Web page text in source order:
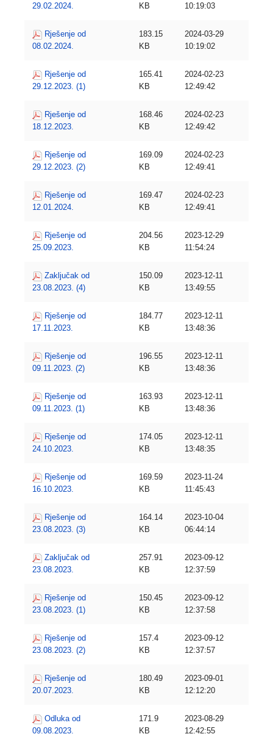
29.02.2024.
KB
10:19:03
Rješenje od
08.02.2024.
183.15
KB
2024-03-29
10:19:02
Rješenje od
29.12.2023. (1)
165.41
KB
2024-02-23
12:49:42
Rješenje od
18.12.2023.
168.46
KB
2024-02-23
12:49:42
Rješenje od
29.12.2023. (2)
169.09
KB
2024-02-23
12:49:41
Rješenje od
12.01.2024.
169.47
KB
2024-02-23
12:49:41
Rješenje od
25.09.2023.
204.56
KB
2023-12-29
11:54:24
Zaključak od
23.08.2023. (4)
150.09
KB
2023-12-11
13:49:55
Rješenje od
17.11.2023.
184.77
KB
2023-12-11
13:48:36
Rješenje od
09.11.2023. (2)
196.55
KB
2023-12-11
13:48:36
Rješenje od
09.11.2023. (1)
163.93
KB
2023-12-11
13:48:36
Rješenje od
24.10.2023.
174.05
KB
2023-12-11
13:48:35
Rješenje od
16.10.2023.
169.59
KB
2023-11-24
11:45:43
Rješenje od
23.08.2023. (3)
164.14
KB
2023-10-04
06:44:14
Zaključak od
23.08.2023.
257.91
KB
2023-09-12
12:37:59
Rješenje od
23.08.2023. (1)
150.45
KB
2023-09-12
12:37:58
Rješenje od
23.08.2023. (2)
157.4
KB
2023-09-12
12:37:57
Rješenje od
20.07.2023.
180.49
KB
2023-09-01
12:12:20
Odluka od
09.08.2023.
171.9
KB
2023-08-29
12:42:55